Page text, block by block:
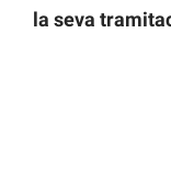
la seva